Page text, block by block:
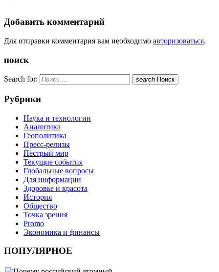
Добавить комментарий
Для отправки комментария вам необходимо авторизоваться.
поиск
Search for: search Поиск
Рубрики
Наука и технологии
Аналитика
Геополитика
Пресс-релизы
Пёстрый мир
Текущие события
Глобальные вопросы
Для информации
Здоровье и красота
История
Общество
Точка зрения
Promo
Экономика и финансы
ПОПУЛЯРНОЕ